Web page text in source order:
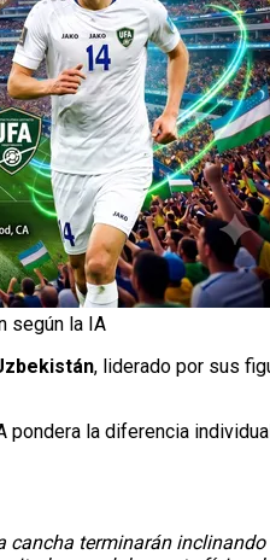
según la IA
, liderado por sus
pondera la diferencia
terminarán